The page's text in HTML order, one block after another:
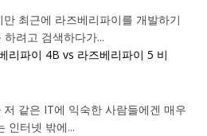
최근에 라즈베리파이를 개발하기
려고 검색하다가...
리파이 4B vs 라즈베리파이 5 비
저 같은 IT에 익숙한 사람들에겐 매우
인터넷 밖에...